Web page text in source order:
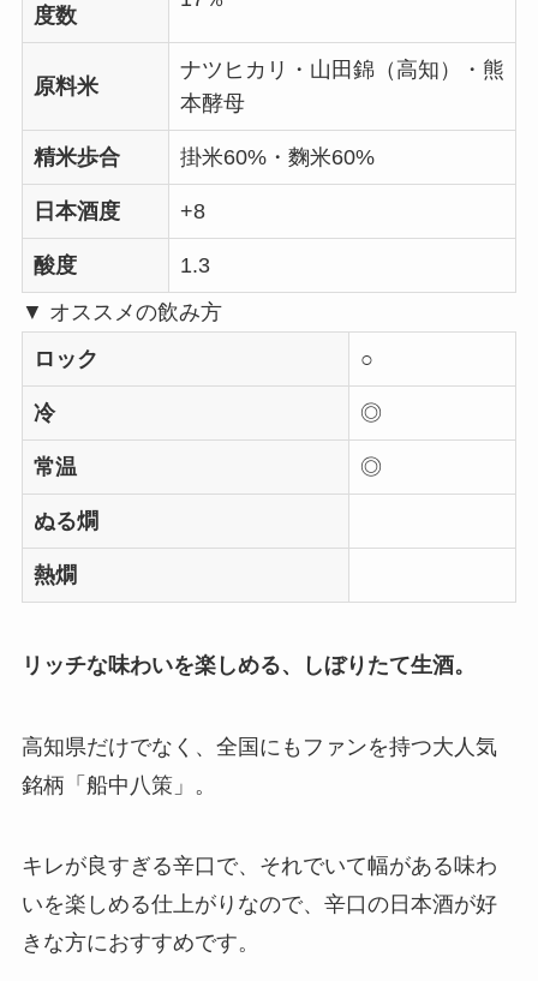
度数
原料米
ナツヒカリ・山田錦（高知）・熊
本酵母
精米歩合 掛米60%・麴米60%
日本酒度 +8
酸度
1.3
▼ オススメの飲み方
ロック
○
冷 ◎
常温 ◎
ぬる燗
熱燗
リッチな味わいを楽しめる、しぼりたて生酒。
高知県だけでなく、全国にもファンを持つ大人気
銘柄「船中八策」。
キレが良すぎる辛口で、それでいて幅がある味わ
いを楽しめる仕上がりなので、辛口の日本酒が好
きな方におすすめです。